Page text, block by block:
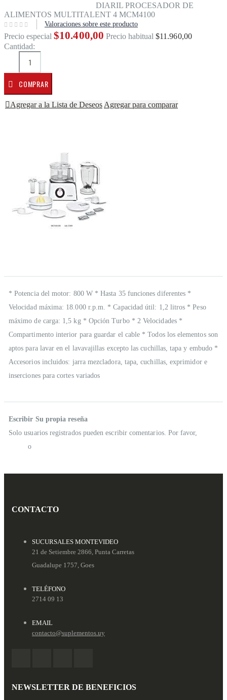
DIARIL PROCESADOR DE
ALIMENTOS MULTITALENT 4 MCM4100
Valoraciones sobre este producto
Precio especial $10.400,00 Precio habitual $11.960,00
Cantidad:
COMPRAR
Agregar a la Lista de Deseos Agregar para comparar
* Potencia del motor: 800 W * Hasta 35 funciones diferentes *
Velocidad máxima: 18.000 r.p.m. * Capacidad útil: 1,2 litros * Peso
máximo de carga: 1,5 kg * Opción Turbo * 2 Velocidades *
Compartimento interior para guardar el cable * Todos los elementos son
aptos para lavar en el lavavajillas excepto las cuchillas, tapa y embudo *
Accesorios incluidos: jarra mezcladora, tapa, cuchillas, exprimidor e
inserciones para cortes variados
Escribir Su propia reseña
Solo usuarios registrados pueden escribir comentarios. Por favor,
o
CONTACTO
SUCURSALES MONTEVIDEO
21 de Setiembre 2866, Punta Carretas
Guadalupe 1757, Goes
TELÉFONO
2714 09 13
EMAIL
contacto@suplementos.uy
NEWSLETTER DE BENEFICIOS